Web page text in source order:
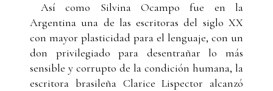
Así como Silvina Ocampo fue en la
Argentina una de las escritoras del siglo XX
con mayor plasticidad para el lenguaje, con un
don privilegiado para desentrañar lo más
sensible y corrupto de la condición humana, la
escritora brasileña Clarice Lispector alcanzó